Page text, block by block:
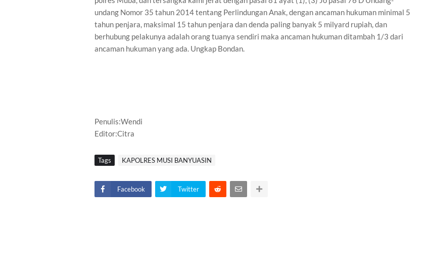
undang Nomor 35 tahun 2014 tentang Perlindungan Anak, dengan ancaman hukuman minimal 5
tahun penjara, maksimal 15 tahun penjara dan denda paling banyak 5 milyard rupiah, dan
berhubung pelakunya adalah orang tuanya sendiri maka ancaman hukuman ditambah 1/3 dari
ancaman hukuman yang ada. Ungkap Bondan.
Penulis:Wendi
Editor:Citra
Tags KAPOLRES MUSI BANYUASIN
Facebook Twitter